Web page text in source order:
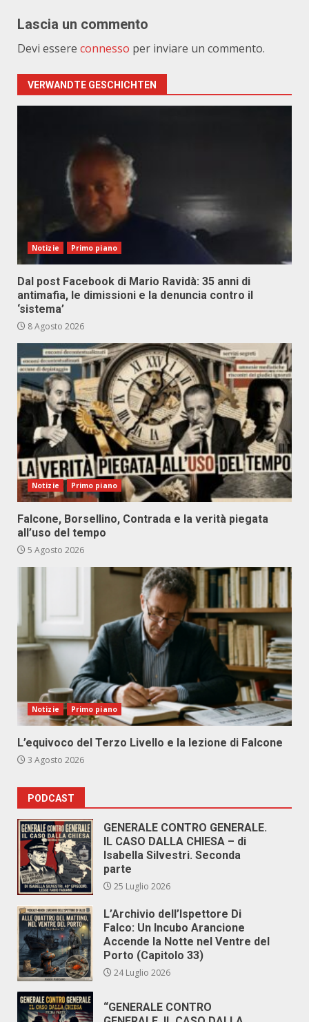
Lascia un commento
Devi essere connesso per inviare un commento.
VERWANDTE GESCHICHTEN
Notizie Primo piano
Dal post Facebook di Mario Ravidà: 35 anni di
antimafia, le dimissioni e la denuncia contro il
‘sistema’
8 Agosto 2026
Notizie Primo piano
Falcone, Borsellino, Contrada e la verità piegata
all’uso del tempo
5 Agosto 2026
Notizie Primo piano
L’equivoco del Terzo Livello e la lezione di Falcone
3 Agosto 2026
PODCAST
GENERALE CONTRO GENERALE.
IL CASO DALLA CHIESA – di
Isabella Silvestri. Seconda
parte
25 Luglio 2026
L’Archivio dell’Ispettore Di
Falco: Un Incubo Arancione
Accende la Notte nel Ventre del
Porto (Capitolo 33)
24 Luglio 2026
“GENERALE CONTRO